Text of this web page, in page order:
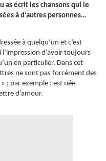
as écrit les chansons qui le
à d’autres personnes…
à quelqu’un et c’est
l’impression d’avoir toujours
en particulier. Dans cet
ne sont pas forcément des
» ; par exemple ; est née
d’amour.